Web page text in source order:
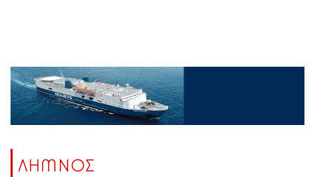
ΛΗΜΝΟΣ